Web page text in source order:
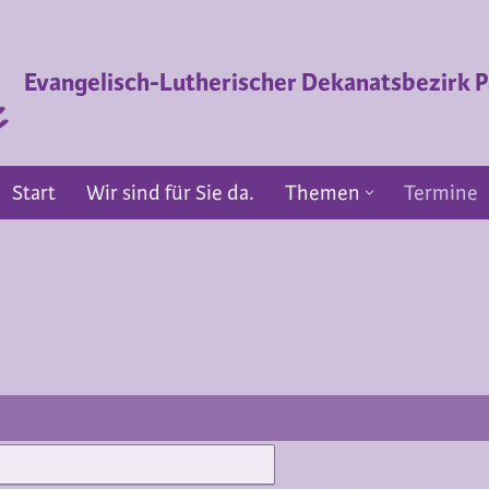
Evangelisch-Lutherischer Dekanatsbezirk
Start Wir sind für Sie da. Themen Termine